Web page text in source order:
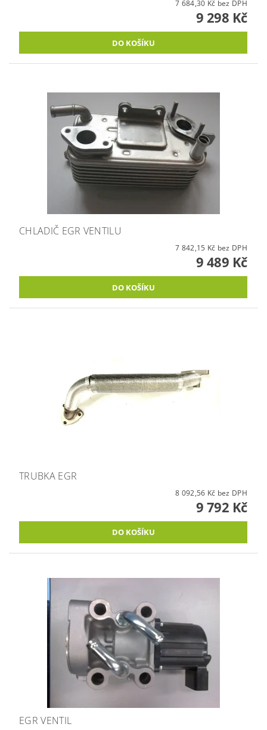
7 684,30 Kč bez DPH
9 298 Kč
CHLADIČ EGR VENTILU
7 842,15 Kč bez DPH
9 489 Kč
TRUBKA EGR
8 092,56 Kč bez DPH
9 792 Kč
EGR VENTIL